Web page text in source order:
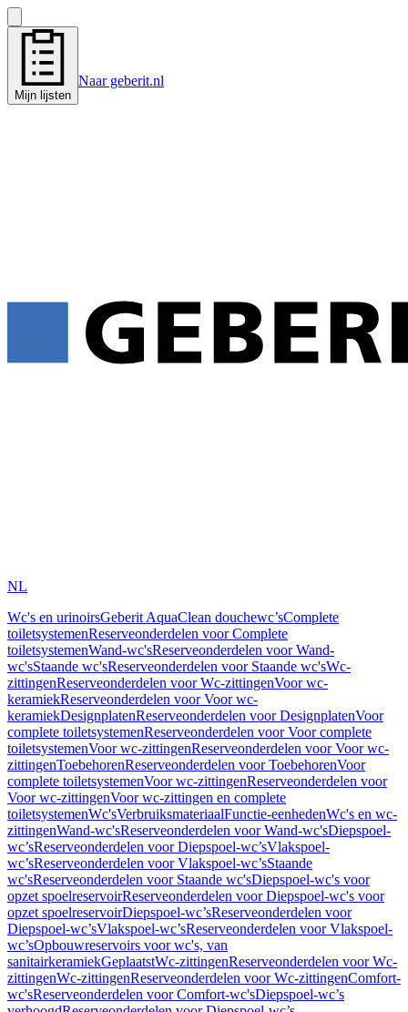
Mijn lijsten
Naar geberit.nl
NL
Wc's en urinoirsGeberit AquaClean douchewc’sComplete
toiletsystemenReserveonderdelen voor Complete
toiletsystemenWand-wc'sReserveonderdelen voor Wand-
wc'sStaande wc'sReserveonderdelen voor Staande wc'sWc-
zittingenReserveonderdelen voor Wc-zittingenVoor wc-
keramiekReserveonderdelen voor Voor wc-
keramiekDesignplatenReserveonderdelen voor DesignplatenVoor
complete toiletsystemenReserveonderdelen voor Voor complete
toiletsystemenVoor wc-zittingenReserveonderdelen voor Voor wc-
zittingenToebehorenReserveonderdelen voor ToebehorenVoor
complete toiletsystemenVoor wc-zittingenReserveonderdelen voor
Voor wc-zittingenVoor wc-zittingen en complete
toiletsystemenWc'sVerbruiksmateriaalFunctie-eenhedenWc's en wc-
zittingenWand-wc'sReserveonderdelen voor Wand-wc'sDiepspoel-
wc’sReserveonderdelen voor Diepspoel-wc’sVlakspoel-
wc’sReserveonderdelen voor Vlakspoel-wc’sStaande
wc'sReserveonderdelen voor Staande wc'sDiepspoel-wc's voor
opzet spoelreservoirReserveonderdelen voor Diepspoel-wc's voor
opzet spoelreservoirDiepspoel-wc’sReserveonderdelen voor
Diepspoel-wc’sVlakspoel-wc’sReserveonderdelen voor Vlakspoel-
wc’sOpbouwreservoirs voor wc's, van
sanitairkeramiekGeplaatstWc-zittingenReserveonderdelen voor Wc-
zittingenWc-zittingenReserveonderdelen voor Wc-zittingenComfort-
wc'sReserveonderdelen voor Comfort-wc'sDiepspoel-wc’s